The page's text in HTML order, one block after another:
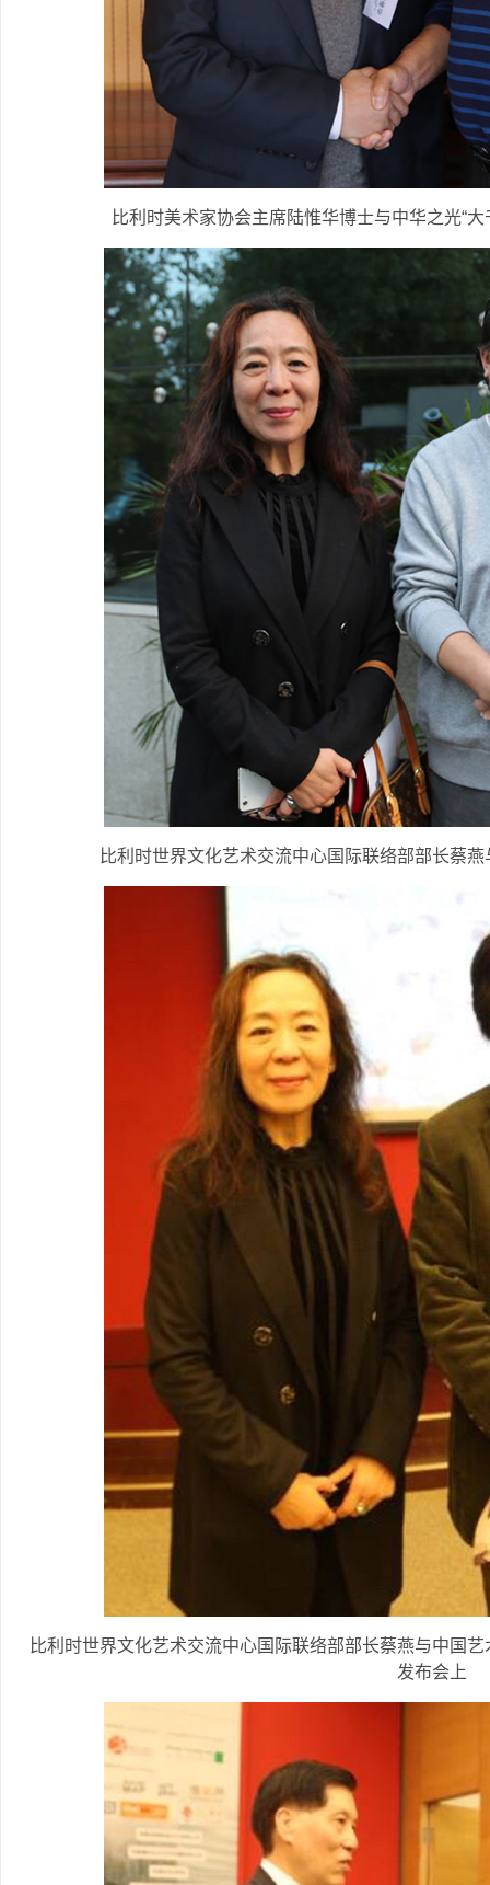
比利时美术家协会主席陆惟华博士与中华之光“
比利时世界文化艺术交流中心国际联络部部长蔡
比利时世界文化艺术交流中心国际联络部部长蔡燕与中国
发布会上